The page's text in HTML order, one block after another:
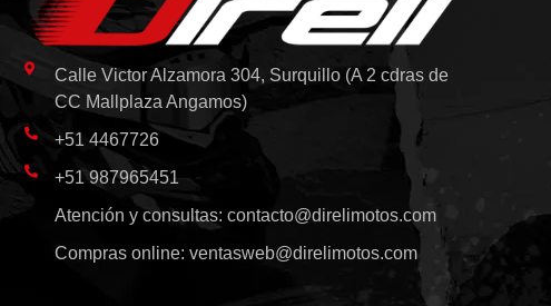
Calle Victor Alzamora 304, Surquillo (A 2 cdras de
CC Mallplaza Angamos)
+51 4467726
+51 987965451
Atención y consultas: contacto@direlimotos.com
Compras online: ventasweb@direlimotos.com